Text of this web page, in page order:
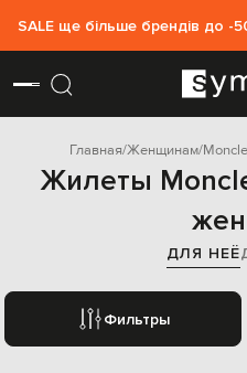
SALE ще більше брендів до -
Главная Женщинам
Жилеты
ДЛЯ НЕЁ
Фильтры